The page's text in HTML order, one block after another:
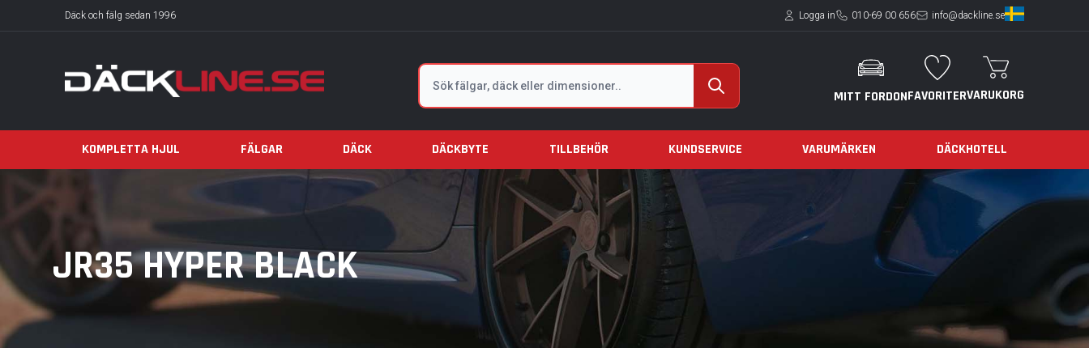
Däck och fälg sedan 1996 Logga in 010-69 00 656 info@dackline.se
Sök
MITT FORDONFAVORITERVARUKORG
KOMPLETTA HJUL FÄLGAR DÄCK DÄCKBYTE TILLBEHÖR KUNDSERVICE VARUMÄRKEN DÄCKHOTELL
JR35 HYPER BLACK